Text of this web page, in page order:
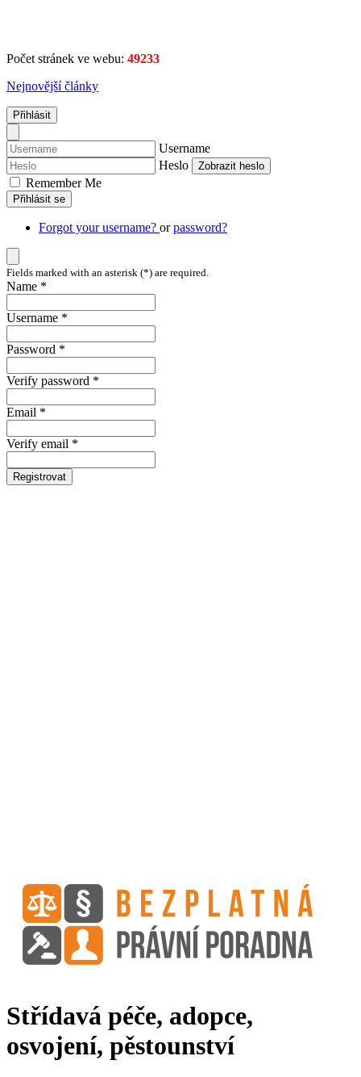
Počet stránek ve webu: 49233
Nejnovější články
Přihlásit
Username
Heslo
Zobrazit heslo
Remember Me
Přihlásit se
Forgot your username? orpassword?
Fields marked with an asterisk (*) are required.
Name *
Username *
Password *
Verify password *
Email *
Verify email *
Registrovat
Střídavá péče, adopce,
osvojení, pěstounství